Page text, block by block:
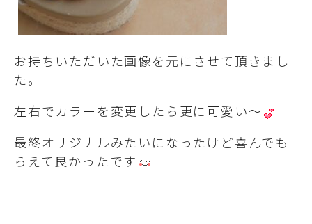
お持ちいただいた画像を元にさせて頂きまし
た。
左右でカラーを変更したら更に可愛い～
最終オリジナルみたいになったけど喜んでも
らえて良かったです